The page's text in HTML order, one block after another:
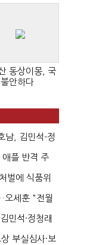
동상이몽, 국
안하다
남, 김민석-정
애플 반격 주
벌에 식품위
오세훈 "전월
민석·정청래
부실심사·보